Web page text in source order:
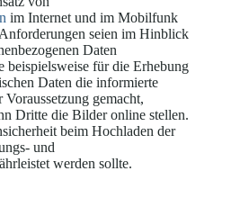
im Internet und im Mobilfunk
seien im Hinblick
Daten
beispielsweise für die Erhebung
Daten die informierte
gemacht,
Dritte die Bilder online stellen.
beim Hochladen der
und
werden sollte.